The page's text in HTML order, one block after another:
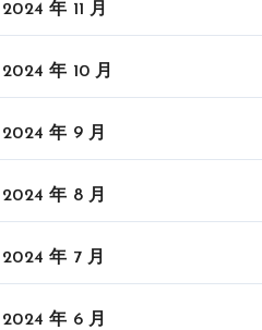
2024 年 11 月
2024 年 10 月
2024 年 9 月
2024 年 8 月
2024 年 7 月
2024 年 6 月